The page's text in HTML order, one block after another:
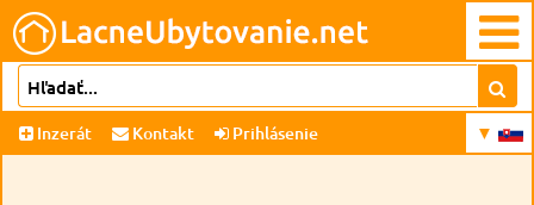
Inzerát Kontakt Prihlásenie